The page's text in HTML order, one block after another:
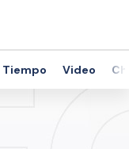
Tiempo Video